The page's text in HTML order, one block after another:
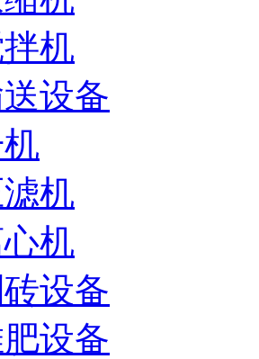
机
设备
机
机
设备
设备